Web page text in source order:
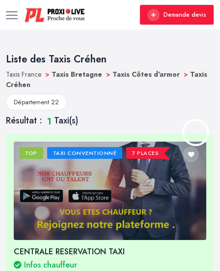
Demande devis
Liste des Taxis Créhen
Taxis France > Taxis Bretagne > Taxis Côtes d'armor > Taxis
Créhen
Département 22
Résultat : 1 Taxi(s)
TOP TAXI CONVENTIONNÉ 7 PLACES
CENTRALE RESERVATION TAXI
Infos chauffeur